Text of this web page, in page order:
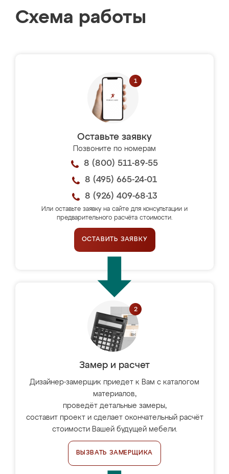
Схема работы
Оставьте заявку
Позвоните по номерам
8 (800) 511-89-55
8 (495) 665-24-01
8 (926) 409-68-13
Или оставьте заявку на сайте для консультации и
предварительного расчёта стоимости.
ОСТАВИТЬ ЗАЯВКУ
Замер и расчет
Дизайнер-замерщик приедет к Вам с каталогом
материалов,
проведёт детальные замеры,
составит проект и сделает окончательный расчёт
стоимости Вашей будущей мебели.
ВЫЗВАТЬ ЗАМЕРЩИКА